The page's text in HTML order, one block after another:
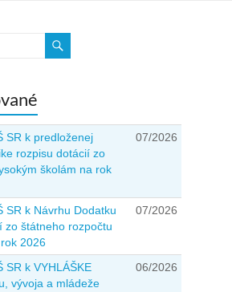
SR k predloženej
rozpisu dotácií zo
školám na rok
07/2026
SR k Návrhu Dodatku
zo štátneho rozpočtu
2026
07/2026
SR k VYHLÁŠKE
vývoja a mládeže
06/2026